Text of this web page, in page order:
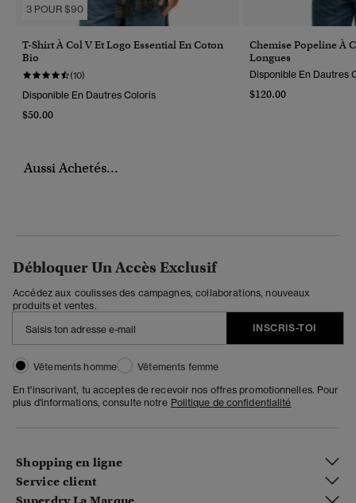
3 POUR $90
T-Shirt À Col V Et Logo Essential En Coton
Bio
(10)
Disponible En Dautres Coloris
$50.00
Chemise Popeline À
Longues
Disponible En Dautres
$120.00
Aussi Achetés...
Débloquer Un Accès Exclusif
Accédez aux coulisses des campagnes, collaborations, nouveaux
produits et ventes.
INSCRIS-TOI
Vêtements homme
Vêtements femme
En t'inscrivant, tu acceptes de recevoir nos offres promotionnelles. Pour
plus d'informations, consulte notre Politique de confidentialité
Shopping en ligne
Service client